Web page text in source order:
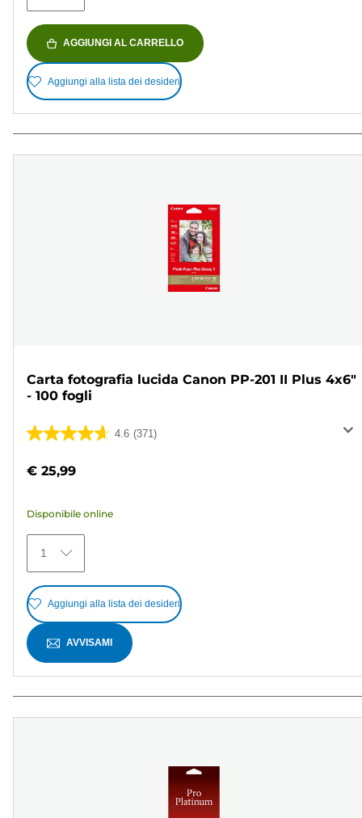
AGGIUNGI AL CARRELLO
Aggiungi alla lista dei desideri
Carta fotografia lucida Canon PP-201 II Plus 4x6"
- 100 fogli
4.6 (371)
4.6
5
371
recensioni
€ 25,99
Disponibile online
1
Aggiungi alla lista dei desideri
AVVISAMI